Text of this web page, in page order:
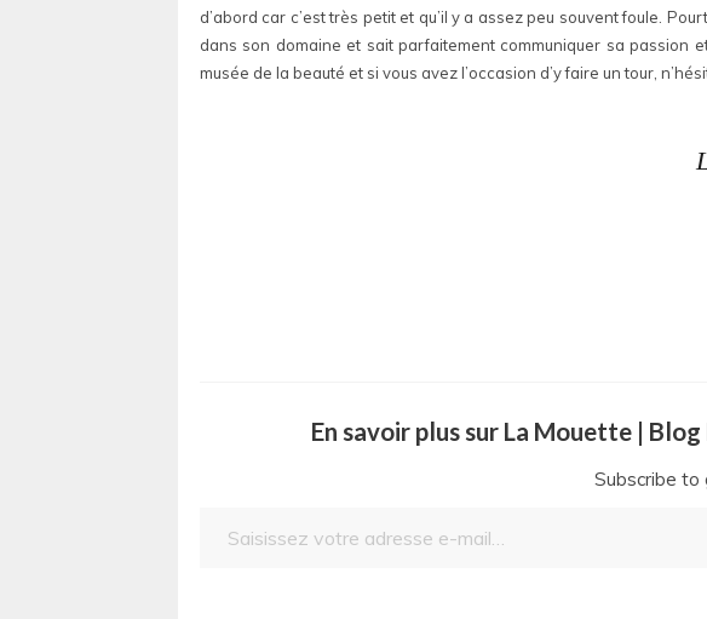
d’abord car c’est très petit et qu’il y a assez peu souvent foule.
dans son domaine et sait parfaitement communiquer sa passion
musée de la beauté et si vous avez l’occasion d’y faire un tour,
En savoir plus sur La Mouette |
Subscribe